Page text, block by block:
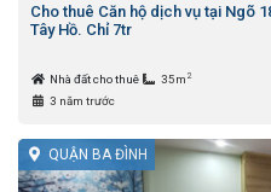
Cho thuê Căn hộ dịch vụ tại Ngõ
Tây Hồ. Chỉ 7tr
Nhà đất cho thuê 35m 2
3 năm trước
QUẬN BA ĐÌNH